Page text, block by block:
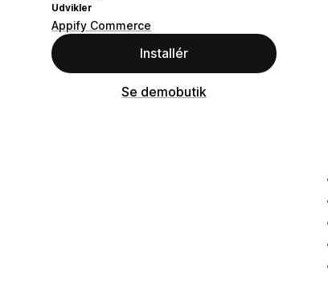
Udvikler
Appify Commerce
Installér
Se demobutik